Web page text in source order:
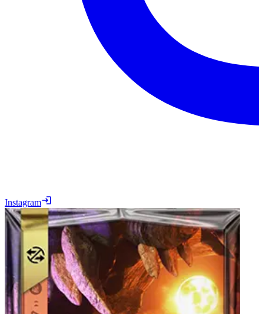
Instagram